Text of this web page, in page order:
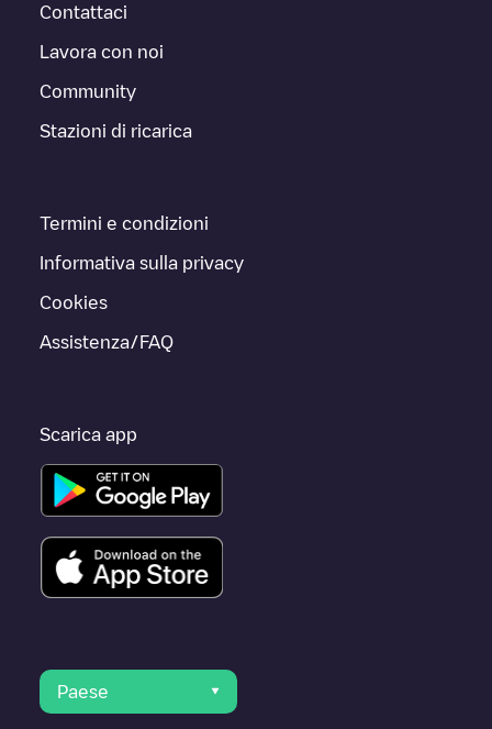
Contattaci
Lavora con noi
Community
Stazioni di ricarica
Termini e condizioni
Informativa sulla privacy
Cookies
Assistenza/FAQ
Scarica app
Paese